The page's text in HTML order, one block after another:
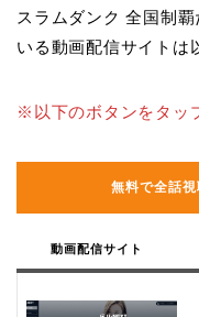
スラムダンク 全国制
いる動画配信サイトは
※以下のボタンをタッ
無料で全話視
動画配信サイト